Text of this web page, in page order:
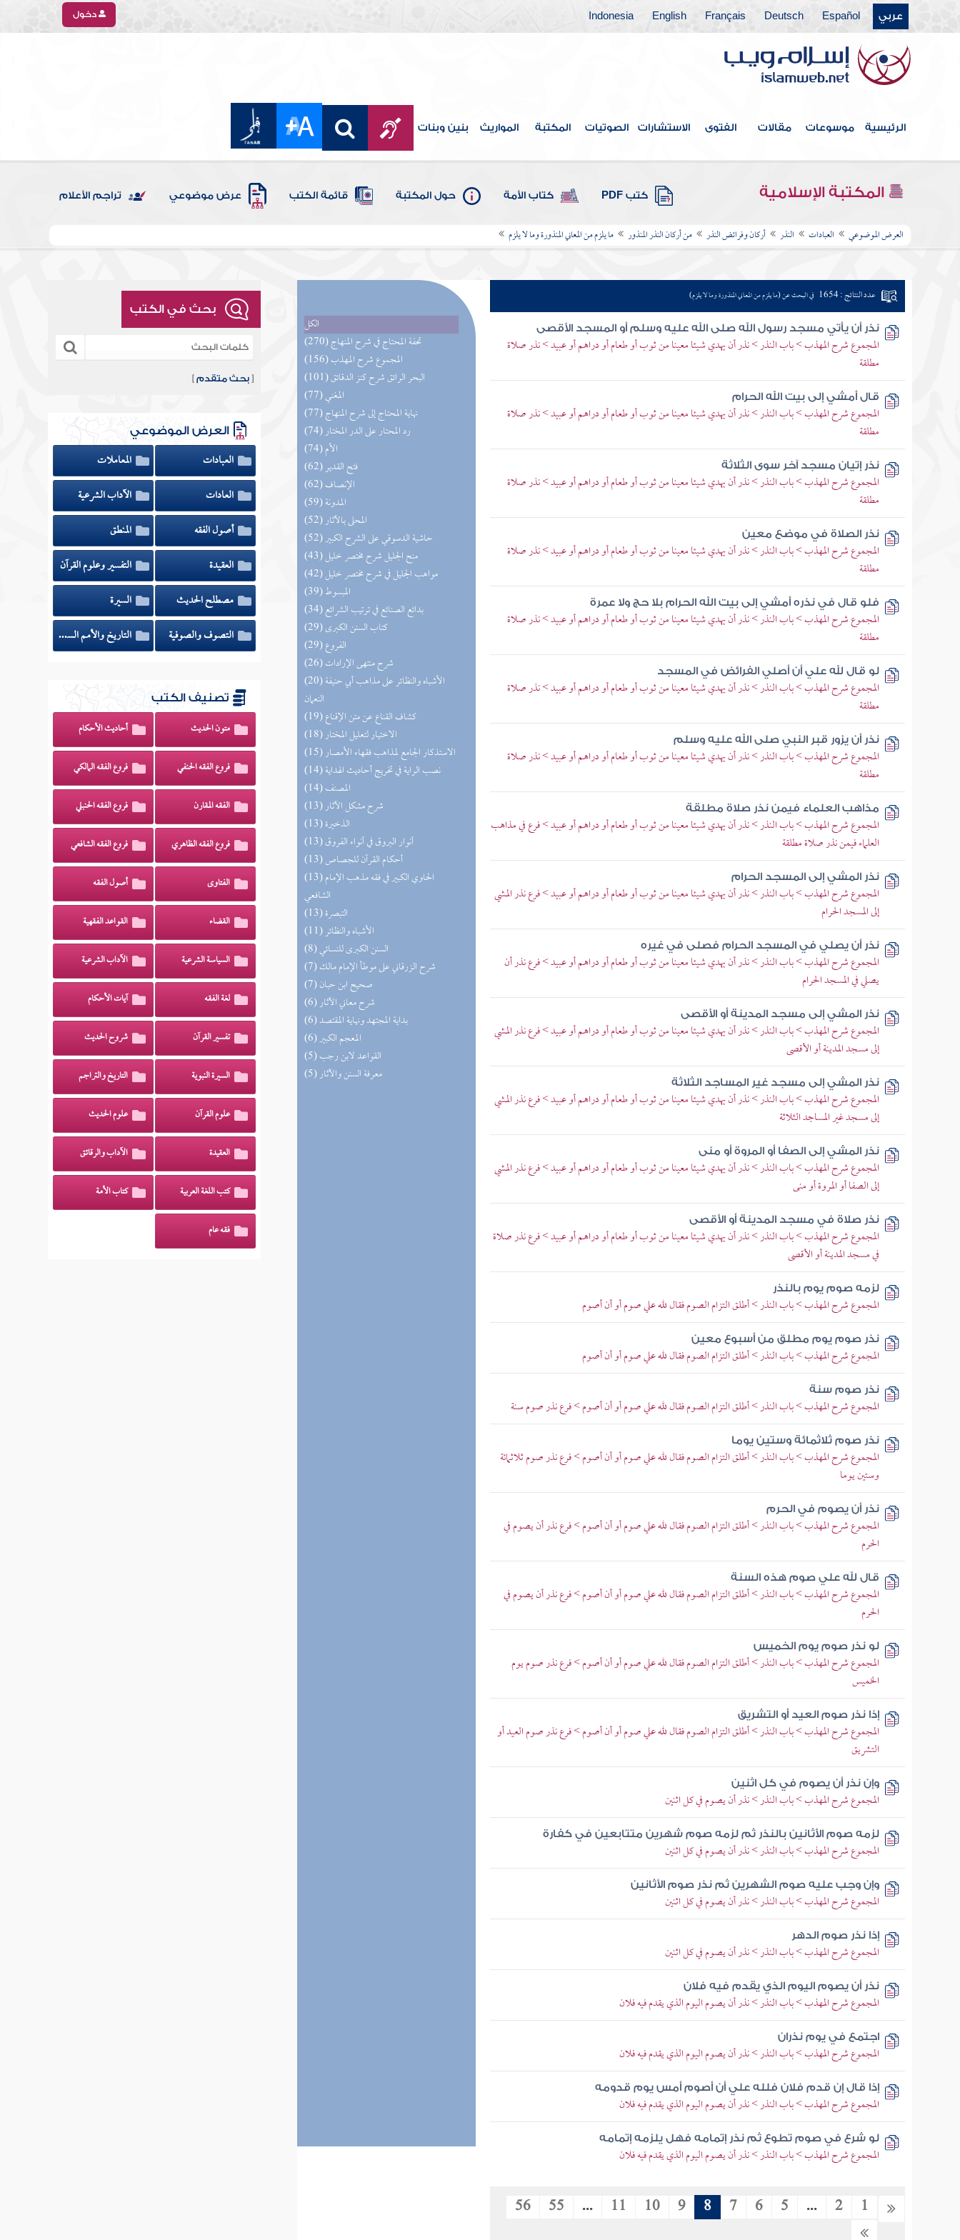
عربي Español
Deutsch
Français
English
Indonesia دخول
الرئيسية موسوعات مقالات الفتوى الاستشارات الصوتيات المكتبة المواريث بنين وبنات
المكتبة الإسلامية كتب PDF كتاب الأمة حول المكتبة قائمة الكتب عرض موضوعي تراجم الأعلام
العرض الموضوعي العبادات النذر أركان وفرائض النذر من أركان النذر المنذور ما يلزم من المعاني المنذورة وما لا يلزم
الكل
(270) تحفة المحتاج في شرح المنهاج
(156) المجموع شرح المهذب
(101) البحر الرائق شرح كنز الدقائق
(77) المغني
(77) نهاية المحتاج إلى شرح المنهاج
(74) رد المحتار على الدر المختار
(74) الأم
(62) فتح القدير
(62) الإنصاف
(59) المدونة
(52) المحلى بالآثار
(52) حاشية الدسوقي على الشرح الكبير
(43) منح الجليل شرح مختصر خليل
(42) مواهب الجليل في شرح مختصر خليل
(39) المبسوط
(34) بدائع الصنائع في ترتيب الشرائع
(29) كتاب السنن الكبرى
(29) الفروع
(26) شرح منتهى الإرادات
(20) الأشباه والنظائر على مذاهب أبي حنيفة
النعمان
(19) كشاف القناع عن متن الإقناع
(18) الاختيار لتعليل المختار
(15) الاستذكار الجامع لمذاهب فقهاء الأمصار
(14) نصب الراية في تخريج أحاديث الهداية
(14) المصنف
(13) شرح مشكل الآثار
(13) الذخيرة
(13) أنوار البروق في أنواء الفروق
(13) أحكام القرآن للجصاص
(13) الحاوي الكبير في فقه مذهب الإمام
الشافعي
(13) التبصرة
(11) الأشباه والنظائر
(8) السنن الكبرى للنسائي
(7) شرح الزرقاني على موطأ الإمام مالك
(7) صحيح ابن حبان
(6) شرح معاني الآثار
(6) بداية المجتهد ونهاية المقتصد
(6) المعجم الكبير
(5) القواعد لابن رجب
(5) معرفة السنن والآثار
عدد النتائج : 1654 في البحث عن (ما يلزم من المعاني المنذورة وما لا يلزم)
نذر أن يأتي مسجد رسول الله صلى الله عليه وسلم أو المسجد الأقصى
المجموع شرح المهذب > باب النذر > نذر أن يهدي شيئا معينا من ثوب أو طعام أو دراهم أو عبيد > نذر صلاة
مطلقة
قال أمشي إلى بيت الله الحرام
المجموع شرح المهذب > باب النذر > نذر أن يهدي شيئا معينا من ثوب أو طعام أو دراهم أو عبيد > نذر صلاة
مطلقة
نذر إتيان مسجد آخر سوى الثلاثة
المجموع شرح المهذب > باب النذر > نذر أن يهدي شيئا معينا من ثوب أو طعام أو دراهم أو عبيد > نذر صلاة
مطلقة
نذر الصلاة في موضع معين
المجموع شرح المهذب > باب النذر > نذر أن يهدي شيئا معينا من ثوب أو طعام أو دراهم أو عبيد > نذر صلاة
مطلقة
فلو قال في نذره أمشي إلى بيت الله الحرام بلا حج ولا عمرة
المجموع شرح المهذب > باب النذر > نذر أن يهدي شيئا معينا من ثوب أو طعام أو دراهم أو عبيد > نذر صلاة
مطلقة
لو قال لله علي أن أصلي الفرائض في المسجد
المجموع شرح المهذب > باب النذر > نذر أن يهدي شيئا معينا من ثوب أو طعام أو دراهم أو عبيد > نذر صلاة
مطلقة
نذر أن يزور قبر النبي صلى الله عليه وسلم
المجموع شرح المهذب > باب النذر > نذر أن يهدي شيئا معينا من ثوب أو طعام أو دراهم أو عبيد > نذر صلاة
مطلقة
مذاهب العلماء فيمن نذر صلاة مطلقة
المجموع شرح المهذب > باب النذر > نذر أن يهدي شيئا معينا من ثوب أو طعام أو دراهم أو عبيد > فرع في مذاهب
العلماء فيمن نذر صلاة مطلقة
نذر المشي إلى المسجد الحرام
المجموع شرح المهذب > باب النذر > نذر أن يهدي شيئا معينا من ثوب أو طعام أو دراهم أو عبيد > فرع نذر المشي
إلى المسجد الحرام
نذر أن يصلي في المسجد الحرام فصلى في غيره
المجموع شرح المهذب > باب النذر > نذر أن يهدي شيئا معينا من ثوب أو طعام أو دراهم أو عبيد > فرع نذر أن
يصلي في المسجد الحرام
نذر المشي إلى مسجد المدينة أو الأقصى
المجموع شرح المهذب > باب النذر > نذر أن يهدي شيئا معينا من ثوب أو طعام أو دراهم أو عبيد > فرع نذر المشي
إلى مسجد المدينة أو الأقصى
نذر المشي إلى مسجد غير المساجد الثلاثة
المجموع شرح المهذب > باب النذر > نذر أن يهدي شيئا معينا من ثوب أو طعام أو دراهم أو عبيد > فرع نذر المشي
إلى مسجد غير المساجد الثلاثة
نذر المشي إلى الصفا أو المروة أو منى
المجموع شرح المهذب > باب النذر > نذر أن يهدي شيئا معينا من ثوب أو طعام أو دراهم أو عبيد > فرع نذر المشي
إلى الصفا أو المروة أو منى
نذر صلاة في مسجد المدينة أو الأقصى
المجموع شرح المهذب > باب النذر > نذر أن يهدي شيئا معينا من ثوب أو طعام أو دراهم أو عبيد > فرع نذر صلاة
في مسجد المدينة أو الأقصى
لزمه صوم يوم بالنذر
المجموع شرح المهذب > باب النذر > أطلق التزام الصوم فقال لله علي صوم أو أن أصوم
نذر صوم يوم مطلق من أسبوع معين
المجموع شرح المهذب > باب النذر > أطلق التزام الصوم فقال لله علي صوم أو أن أصوم
نذر صوم سنة
المجموع شرح المهذب > باب النذر > أطلق التزام الصوم فقال لله علي صوم أو أن أصوم > فرع نذر صوم سنة
نذر صوم ثلاثمائة وستين يوما
المجموع شرح المهذب > باب النذر > أطلق التزام الصوم فقال لله علي صوم أو أن أصوم > فرع نذر صوم ثلاثمائة
وستين يوما
نذر أن يصوم في الحرم
المجموع شرح المهذب > باب النذر > أطلق التزام الصوم فقال لله علي صوم أو أن أصوم > فرع نذر أن يصوم في
الحرم
قال لله علي صوم هذه السنة
المجموع شرح المهذب > باب النذر > أطلق التزام الصوم فقال لله علي صوم أو أن أصوم > فرع نذر أن يصوم في
الحرم
لو نذر صوم يوم الخميس
المجموع شرح المهذب > باب النذر > أطلق التزام الصوم فقال لله علي صوم أو أن أصوم > فرع نذر صوم يوم
الخميس
إذا نذر صوم العيد أو التشريق
المجموع شرح المهذب > باب النذر > أطلق التزام الصوم فقال لله علي صوم أو أن أصوم > فرع نذر صوم العيد أو
التشريق
وإن نذر أن يصوم في كل اثنين
المجموع شرح المهذب > باب النذر > نذر أن يصوم في كل اثنين
لزمه صوم الأثانين بالنذر ثم لزمه صوم شهرين متتابعين في كفارة
المجموع شرح المهذب > باب النذر > نذر أن يصوم في كل اثنين
وإن وجب عليه صوم الشهرين ثم نذر صوم الأثانين
المجموع شرح المهذب > باب النذر > نذر أن يصوم في كل اثنين
إذا نذر صوم الدهر
المجموع شرح المهذب > باب النذر > نذر أن يصوم في كل اثنين
نذر أن يصوم اليوم الذي يقدم فيه فلان
المجموع شرح المهذب > باب النذر > نذر أن يصوم اليوم الذي يقدم فيه فلان
اجتمع في يوم نذران
المجموع شرح المهذب > باب النذر > نذر أن يصوم اليوم الذي يقدم فيه فلان
إذا قال إن قدم فلان فلله علي أن أصوم أمس يوم قدومه
المجموع شرح المهذب > باب النذر > نذر أن يصوم اليوم الذي يقدم فيه فلان
لو شرع في صوم تطوع ثم نذر إتمامه فهل يلزمه إتمامه
المجموع شرح المهذب > باب النذر > نذر أن يصوم اليوم الذي يقدم فيه فلان
1
2
...
5
6
7
8
9
10
11
...
55
56
بحث في الكتب
[بحث متقدم ]
العرض الموضوعي
العبادات
المعاملات
العادات
الآداب الشرعية
أصول الفقه
المنطق
العقيدة
التفسير وعلوم القرآن
مصطلح الحديث
السيرة
التصوف والصوفية
التاريخ والأمم السابقة
تصنيف الكتب
متون الحديث أحاديث الأحكام
فروع الفقه الحنفي فروع الفقه المالكي
الفقه المقارن فروع الفقه الحنبلي
فروع الفقه الظاهري فروع الفقه الشافعي
الفتاوى أصول الفقه
القضاء القواعد الفقهية
السياسة الشرعية الآداب الشرعية
لغة الفقه آيات الأحكام
تفسير القرآن شروح الحديث
السيرة النبوية التاريخ والتراجم
علوم القرآن علوم الحديث
العقيدة الآداب والرقائق
كتب اللغة العربية كتاب الأمة
فقه عام